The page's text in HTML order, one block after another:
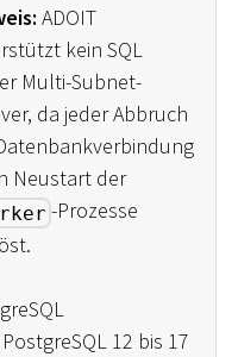
ADOIT
kein SQL
Multi-Subnet-
da jeder Abbruch
Neustart der
-Prozesse
PostgreSQL 12 bis 17